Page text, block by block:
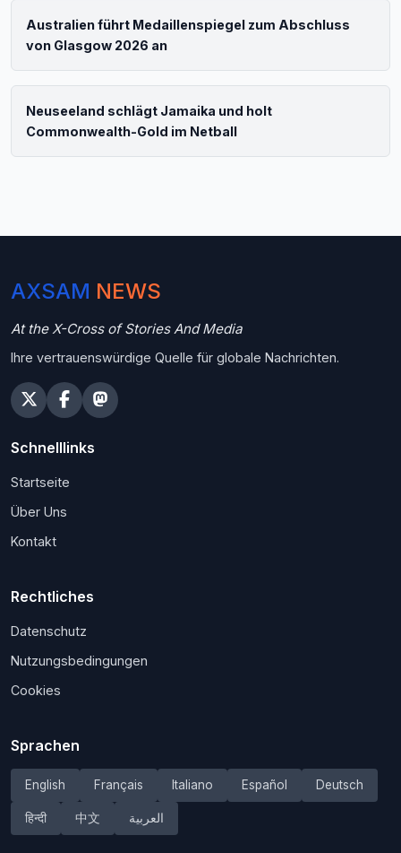
Australien führt Medaillenspiegel zum Abschluss
von Glasgow 2026 an
Neuseeland schlägt Jamaika und holt
Commonwealth-Gold im Netball
AXSAM NEWS
At the X-Cross of Stories And Media
Ihre vertrauenswürdige Quelle für globale Nachrichten.
Schnelllinks
Startseite
Über Uns
Kontakt
Rechtliches
Datenschutz
Nutzungsbedingungen
Cookies
Sprachen
English Français Italiano Español Deutsch
हिन्दी 中文 العربية